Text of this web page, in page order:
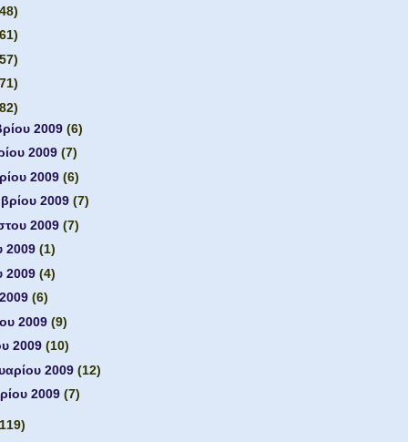
2009 (6)
2009 (7)
2009 (6)
2009 (7)
2009 (7)
2009 (1)
2009 (4)
(6)
2009 (9)
2009 (10)
2009 (12)
2009 (7)